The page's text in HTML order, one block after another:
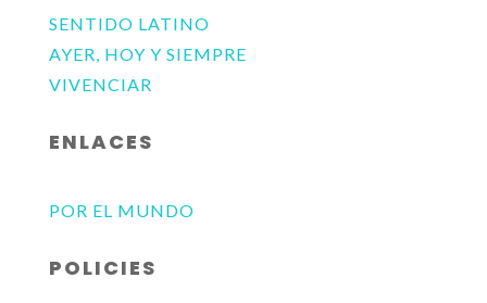
SENTIDO LATINO
AYER, HOY Y SIEMPRE
VIVENCIAR
ENLACES
POR EL MUNDO
POLICIES